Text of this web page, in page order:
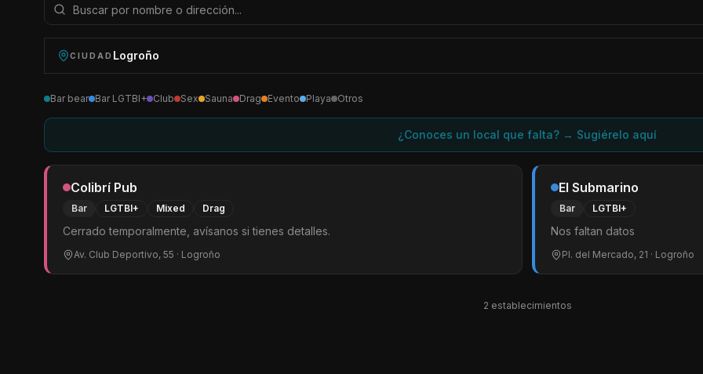
CIUDAD Logroño
Bar bear Bar LGTBI+ Club Sex Sauna Drag Evento Playa Otros
¿Conoces un local que falta? → Sugiérelo aquí
Colibrí Pub
Bar LGTBI+ Mixed Drag
Cerrado temporalmente, avísanos si tienes detalles.
Av. Club Deportivo, 55 · Logroño
El Submarino
Bar LGTBI+
Nos faltan datos
Pl. del Mercado, 21 · Logroño
2 establecimientos